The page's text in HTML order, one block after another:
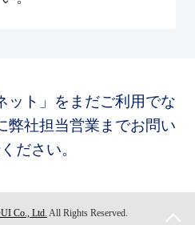
ット」をまだご利用でな
弊社担当営業までお問い
ださい。
Co., Ltd. All Rights Reserved.